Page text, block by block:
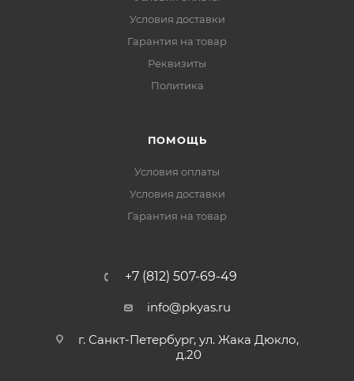
Условия доставки
Гарантия на товар
Реквизиты
Политика
ПОМОЩЬ
Условия оплаты
Условия доставки
Гарантия на товар
+7 (812) 507-69-49
info@pkyas.ru
г. Санкт-Петербург, ул. Жака Дюкло,
д.20